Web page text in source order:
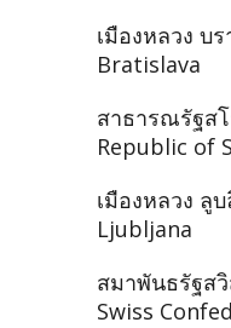
เมืองหลวง บ
Bratislava
สาธารณรัฐสโ
Republic of
เมืองหลวง ลู
Ljubljana
สมาพันธรัฐส
Swiss